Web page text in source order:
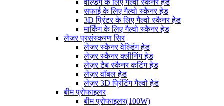
वेल्डिंग के लिए गैल्वो स्कैनर हेड
सफाई के लिए गैल्वो स्कैनर हेड
3D प्रिंटर के लिए गैल्वो स्कैनर हेड
मार्किंग के लिए गैल्वो स्कैनर हेड
लेजर प्रसंस्करण सिर
लेजर स्कैनर वेल्डिंग हेड
लेज़र स्कैनर क्लीनिंग हेड
लेज़र टैब स्कैनर कटिंग हेड
लेज़र वॉबल हेड
लेज़र 3D प्रिंटिंग गैल्वो हेड
बीम प्रोफाइलर
बीम प्रोफाइलर(100W)